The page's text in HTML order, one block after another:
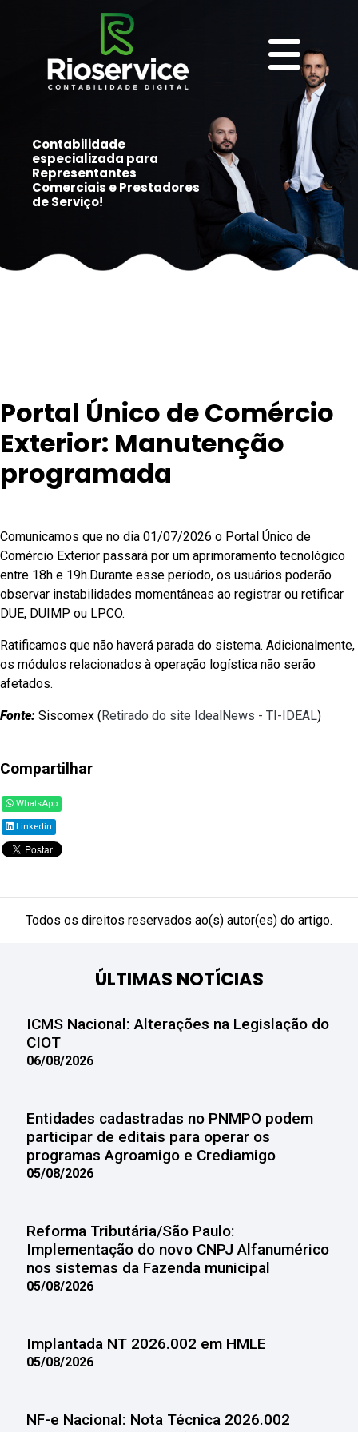
Contabilidade
especializada para
Representantes
Comerciais e Prestadores
de Serviço!
Portal Único de Comércio
Exterior: Manutenção
programada
Comunicamos que no dia 01/07/2026 o Portal Único de
Comércio Exterior passará por um aprimoramento tecnológico
entre 18h e 19h.Durante esse período, os usuários poderão
observar instabilidades momentâneas ao registrar ou retificar
DUE, DUIMP ou LPCO.
Ratificamos que não haverá parada do sistema. Adicionalmente,
os módulos relacionados à operação logística não serão
afetados.
Fonte: Siscomex (Retirado do site IdealNews - TI-IDEAL)
Compartilhar
WhatsApp
Linkedin
Todos os direitos reservados ao(s) autor(es) do artigo.
ÚLTIMAS NOTÍCIAS
ICMS Nacional: Alterações na Legislação do
CIOT
06/08/2026
Entidades cadastradas no PNMPO podem
participar de editais para operar os
programas Agroamigo e Crediamigo
05/08/2026
Reforma Tributária/São Paulo:
Implementação do novo CNPJ Alfanumérico
nos sistemas da Fazenda municipal
05/08/2026
Implantada NT 2026.002 em HMLE
05/08/2026
NF-e Nacional: Nota Técnica 2026.002